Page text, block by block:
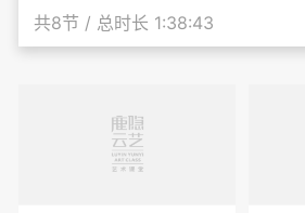
共8节 / 总时长 1:38:43